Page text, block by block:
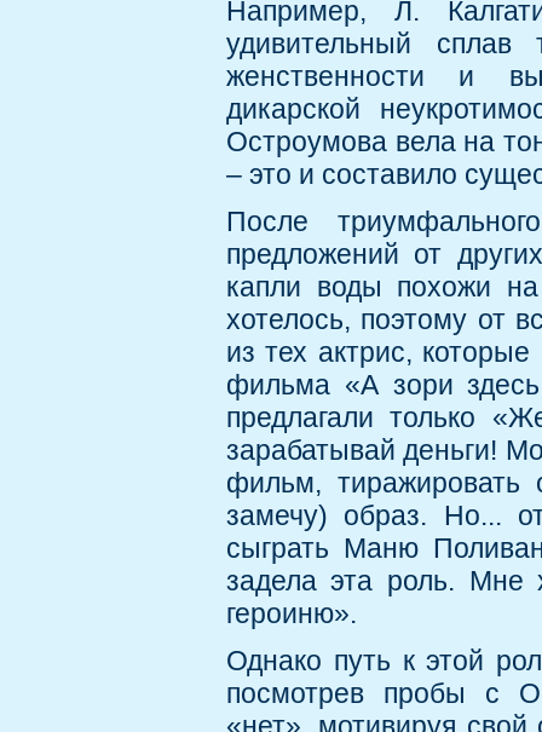
Например, Л.
удивительный сплав
женственности и
дикарской
Остроумова вела на
– это и составило
После
предложений от
капли воды похожи
хотелось, поэтому от
из тех актрис,
фильма «А зори
предлагали только
зарабатывай деньги!
фильм, тиражировать
замечу) образ. Но...
сыграть Маню
задела эта роль. Мне
героиню».
Однако путь к этой
посмотрев пробы с